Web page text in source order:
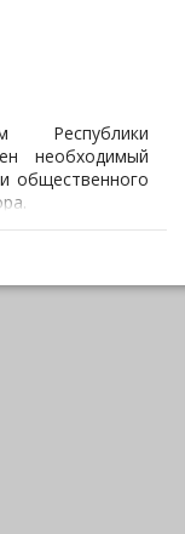
Республики
необходимый
общественного